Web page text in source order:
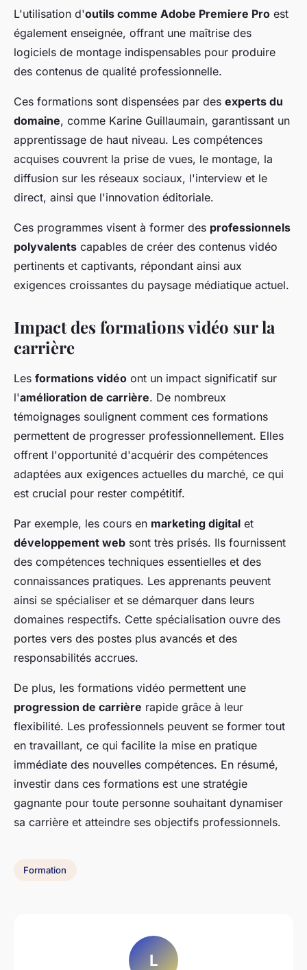
L'utilisation d'outils comme Adobe Premiere Pro est
également enseignée, offrant une maîtrise des
logiciels de montage indispensables pour produire
des contenus de qualité professionnelle.
Ces formations sont dispensées par des experts du
domaine, comme Karine Guillaumain, garantissant un
apprentissage de haut niveau. Les compétences
acquises couvrent la prise de vues, le montage, la
diffusion sur les réseaux sociaux, l'interview et le
direct, ainsi que l'innovation éditoriale.
Ces programmes visent à former des professionnels
polyvalents capables de créer des contenus vidéo
pertinents et captivants, répondant ainsi aux
exigences croissantes du paysage médiatique actuel.
Impact des formations vidéo sur la
carrière
Les formations vidéo ont un impact significatif sur
l'amélioration de carrière. De nombreux
témoignages soulignent comment ces formations
permettent de progresser professionnellement. Elles
offrent l'opportunité d'acquérir des compétences
adaptées aux exigences actuelles du marché, ce qui
est crucial pour rester compétitif.
Par exemple, les cours en marketing digital et
développement web sont très prisés. Ils fournissent
des compétences techniques essentielles et des
connaissances pratiques. Les apprenants peuvent
ainsi se spécialiser et se démarquer dans leurs
domaines respectifs. Cette spécialisation ouvre des
portes vers des postes plus avancés et des
responsabilités accrues.
De plus, les formations vidéo permettent une
progression de carrière rapide grâce à leur
flexibilité. Les professionnels peuvent se former tout
en travaillant, ce qui facilite la mise en pratique
immédiate des nouvelles compétences. En résumé,
investir dans ces formations est une stratégie
gagnante pour toute personne souhaitant dynamiser
sa carrière et atteindre ses objectifs professionnels.
Formation
L